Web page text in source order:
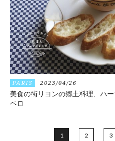
PARIS 2023/04/26
美食の街リヨンの郷土料理、ハ
ペロ
1 2 3